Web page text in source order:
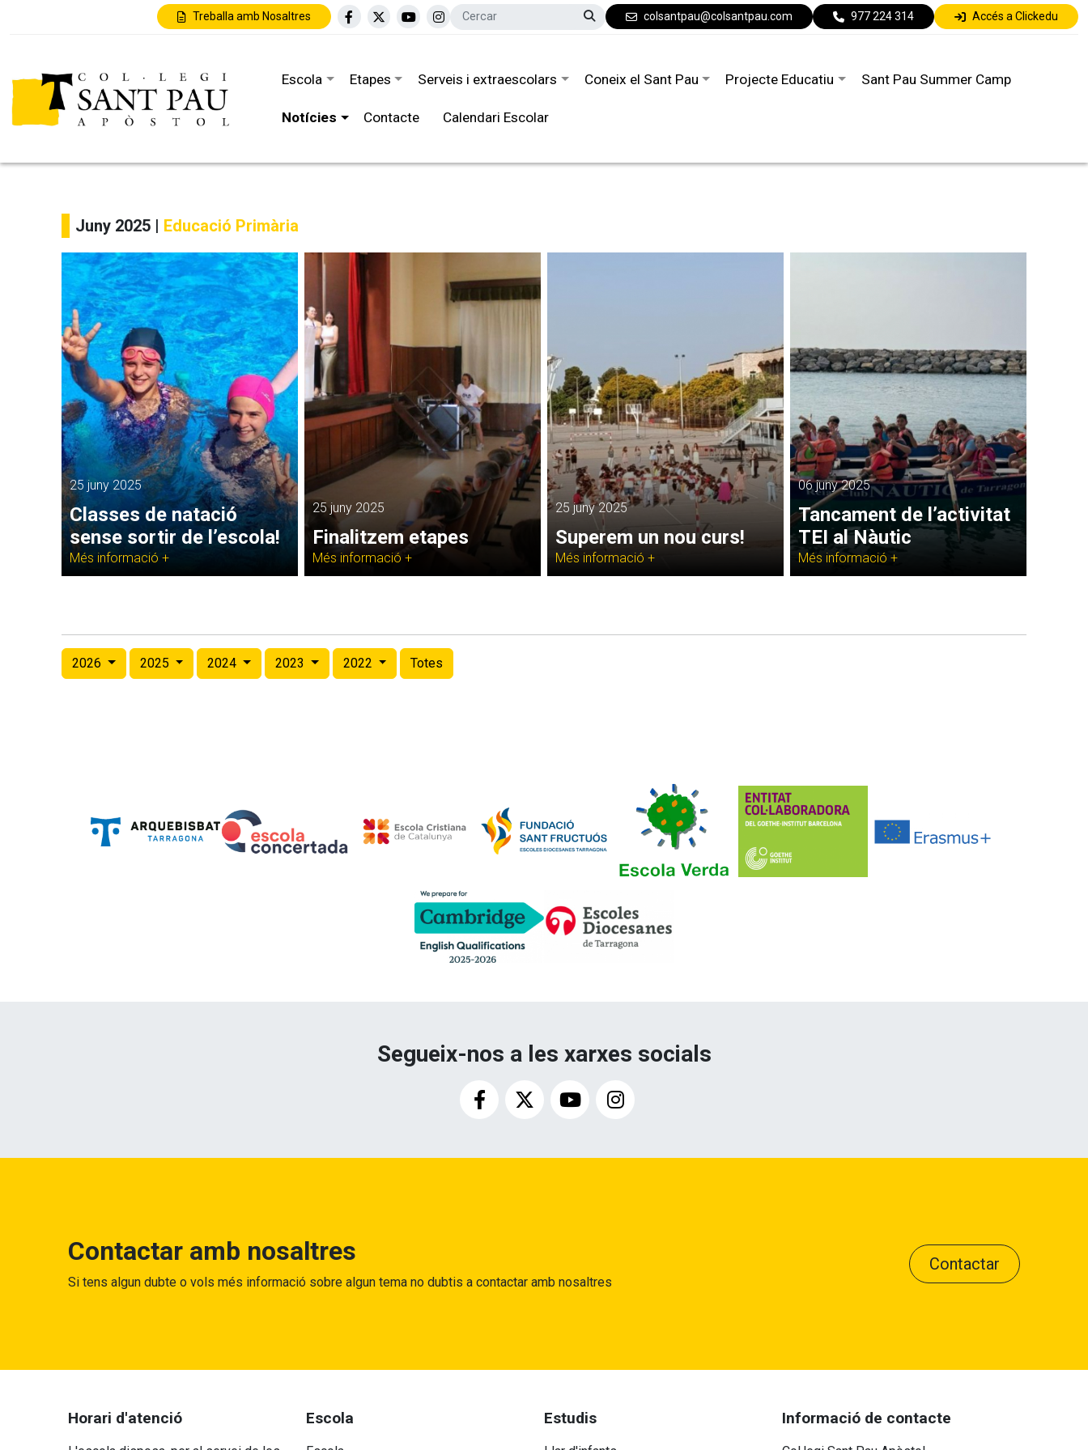
Treballa amb Nosaltres colsantpau@colsantpau.com 977 224 314 Accés a Clickedu
Escola Etapes Serveis i extraescolars Coneix el Sant Pau Projecte Educatiu Sant Pau Summer Camp
Notícies Contacte Calendari Escolar
Juny 2025 | Educació Primària
25 juny 2025
Classes de natació
sense sortir de l’escola!
Més informació +
25 juny 2025
Finalitzem etapes
Més informació +
25 juny 2025
Superem un nou curs!
Més informació +
06 juny 2025
Tancament de l’activitat
TEI al Nàutic
Més informació +
2026 2025 2024 2023 2022 Totes
Segueix-nos a les xarxes socials
Contactar amb nosaltres
Si tens algun dubte o vols més informació sobre algun tema no dubtis a contactar amb nosaltres
Contactar
Horari d'atenció Escola Estudis Informació de contacte